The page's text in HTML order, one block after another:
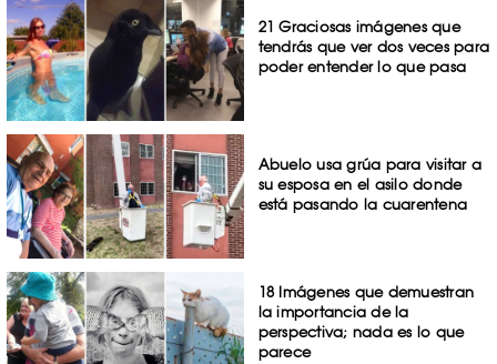
21 Graciosas imágenes que
tendrás que ver dos veces para
poder entender lo que pasa
Abuelo usa grúa para visitar a
su esposa en el asilo donde
está pasando la cuarentena
18 Imágenes que demuestran
la importancia de la
perspectiva; nada es lo que
parece